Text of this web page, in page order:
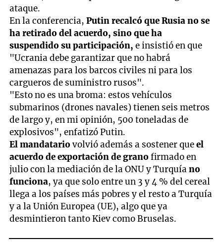
ataque.
En la conferencia,Putin recalcó que Rusia no se
ha retirado del acuerdo, sino que ha
suspendido su participación, e insistió en que
"Ucrania debe garantizar que no habrá
amenazas para los barcos civiles ni para los
cargueros de suministro rusos".
"Esto no es una broma: estos vehículos
submarinos (drones navales) tienen seis metros
de largo y, en mi opinión, 500 toneladas de
explosivos", enfatizó Putin.
El mandatariovolvió además a sostener queel
acuerdo de exportación de granofirmado en
julio con la mediación de la ONU y Turquía no
funciona, ya que solo entre un 3 y 4 % del cereal
llega a los países más pobres y el resto a Turquía
y a la Unión Europea (UE), algo que ya
desmintieron tanto Kiev como Bruselas.